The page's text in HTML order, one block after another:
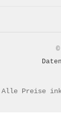
Alle Preise